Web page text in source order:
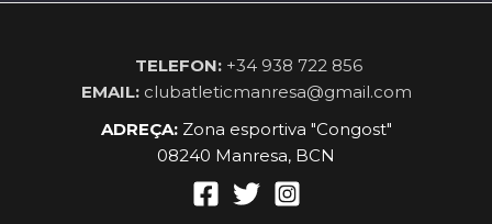
TELEFON:+34 938 722 856
EMAIL:clubatleticmanresa@gmail.com
ADREÇA:Zona esportiva "Congost"
08240 Manresa, BCN